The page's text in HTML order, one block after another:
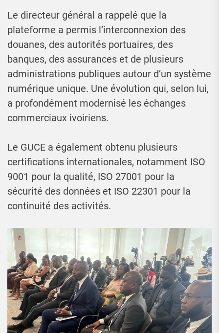
Le directeur général a rappelé que la
plateforme a permis l’interconnexion des
douanes, des autorités portuaires, des
banques, des assurances et de plusieurs
administrations publiques autour d’un système
numérique unique. Une évolution qui, selon lui,
a profondément modernisé les échanges
commerciaux ivoiriens.
Le GUCE a également obtenu plusieurs
certifications internationales, notamment ISO
9001 pour la qualité, ISO 27001 pour la
sécurité des données et ISO 22301 pour la
continuité des activités.